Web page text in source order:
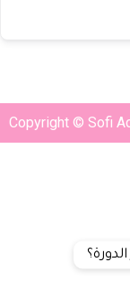
Copyright © Sofi